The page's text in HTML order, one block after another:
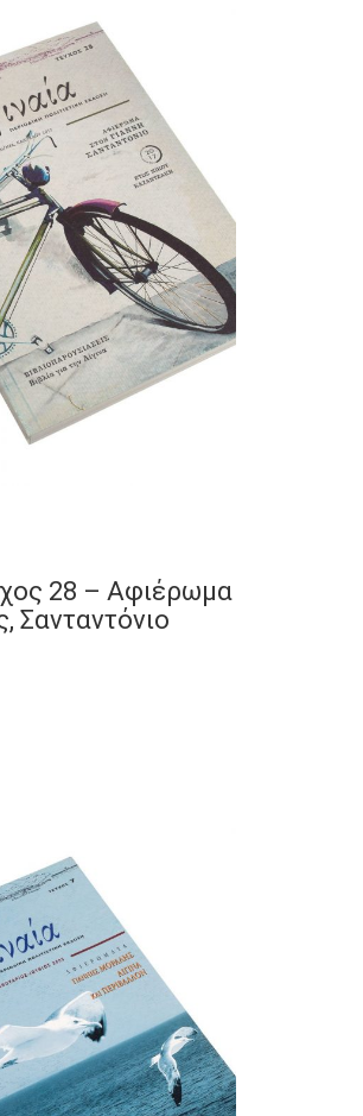
28 – Αφιέρωμα
Σανταντόνιο